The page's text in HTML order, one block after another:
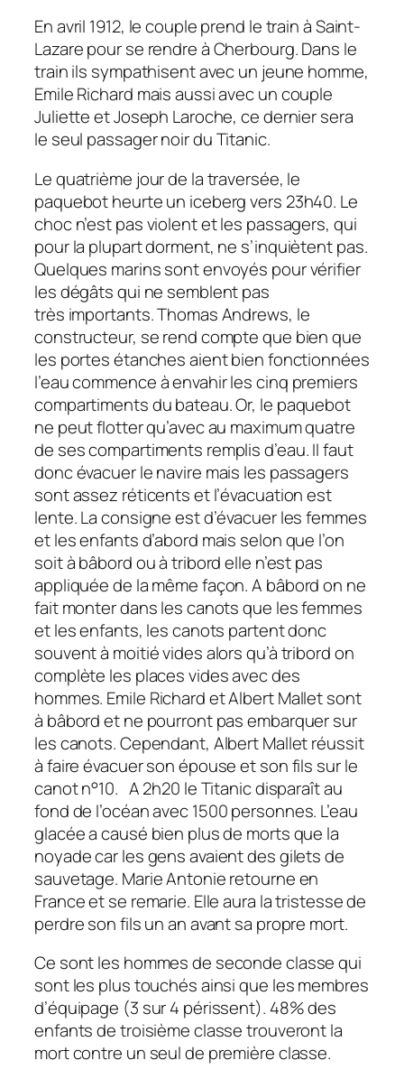
En avril 1912, le couple prend le train à Saint-
Lazare pour se rendre à Cherbourg. Dans le
train ils sympathisent avec un jeune homme,
Emile Richard mais aussi avec un couple
Juliette et Joseph Laroche, ce dernier sera
le seul passager noir duTitanic.
Le quatrième jour de la traversée, le
paquebot heurte un iceberg vers 23h40. Le
choc n’est pas violent et les passagers, qui
pour la plupart dorment, ne s’inquiètent pas.
Quelques marins sont envoyés pour vérifier
les dégâts qui ne semblent pas
très importants. Thomas Andrews, le
constructeur, se rend compte que bien que
les portes étanches aient bien fonctionnées
l’eau commence à envahir les cinq premiers
compartiments du bateau. Or, le paquebot
ne peut flotter qu’avec au maximum quatre
de ses compartiments remplis d’eau. Il faut
donc évacuer le navire mais les passagers
sont assez réticents et l’évacuation est
lente. La consigne est d’évacuer les femmes
et les enfants d’abord mais selon que l’on
soit à bâbord ou à tribord elle n’est pas
appliquée de la même façon. A bâbord on ne
fait monter dans les canots que les femmes
et les enfants, les canots partent donc
souvent à moitié vides alors qu’à tribord on
complète les places vides avec des
hommes. Emile Richard et Albert Mallet sont
à bâbord et ne pourront pas embarquer sur
les canots. Cependant, Albert Mallet réussit
à faire évacuer son épouse et son fils sur le
canot n°10. A 2h20 le Titanic disparaît au
fond de l’océan avec 1500 personnes. L’eau
glacée a causé bien plus de morts que la
noyade car les gens avaient des gilets de
sauvetage. Marie Antonie retourne en
France et se remarie. Elle aura la tristesse de
perdre son fils un an avant sa propre mort.
Ce sont les hommes de seconde classe qui
sont les plus touchés ainsi que les membres
d’équipage (3 sur 4 périssent). 48% des
enfants de troisième classe trouveront la
mort contre un seul de première classe.